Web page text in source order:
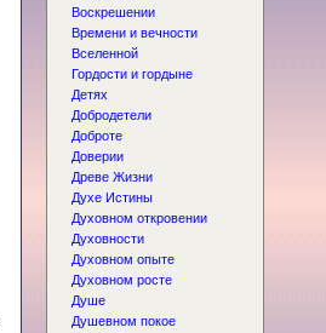
Воскрешении
Времени и вечности
Вселенной
Гордости и гордыне
Детях
Добродетели
Доброте
Доверии
Древе Жизни
Духе Истины
Духовном откровении
Духовности
Духовном опыте
Духовном росте
Душе
Душевном покое